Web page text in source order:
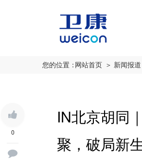
您的位置：网站首页 ＞ 新闻报道
0
IN北京胡同
聚，破局新生